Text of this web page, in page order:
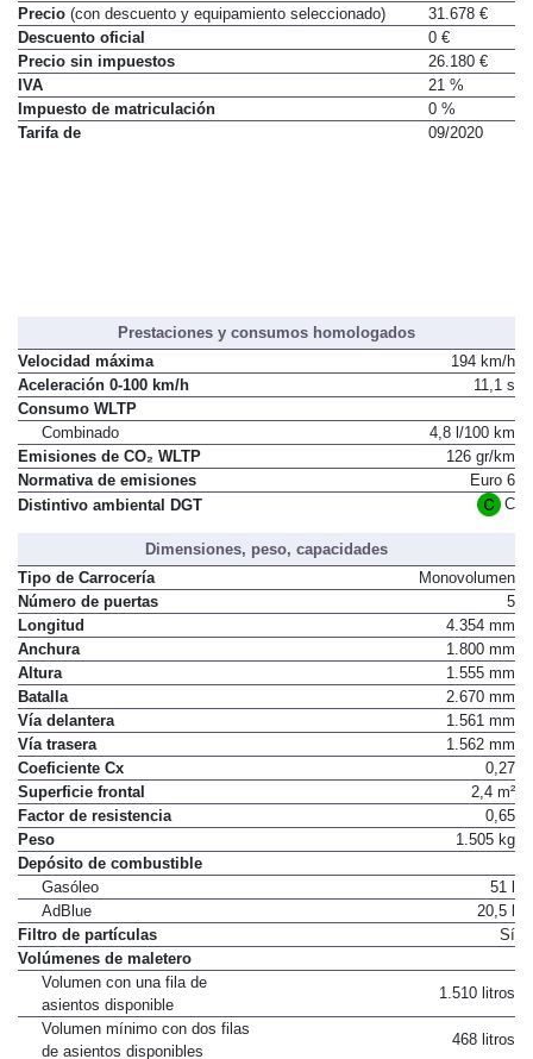
Precio(con descuento y equipamiento seleccionado)
31.678 €
Descuento oficial
0 €
Precio sin impuestos
26.180 €
IVA
21 %
Impuesto de matriculación
0 %
Prestaciones y consumos homologados
Velocidad máxima
194 km/h
Aceleración 0-100 km/h
Consumo WLTP
Combinado
4,8 l/100 km
Emisiones de CO₂ WLTP
126 gr/km
Normativa de emisiones
Euro 6
Dimensiones, peso, capacidades
Tipo de Carrocería
Monovolumen
Número de puertas
5
Longitud
4.354 mm
Anchura
1.800 mm
Altura
1.555 mm
Batalla
2.670 mm
Vía delantera
1.561 mm
Vía trasera
1.562 mm
Coeficiente Cx
0,27
Superficie frontal
2,4 m²
Factor de resistencia
0,65
Peso
Depósito de combustible
Gasóleo
51 l
AdBlue
20,5 l
Filtro de partículas
Volúmenes de maletero
Volumen con una fila de
asientos disponible
Volumen mínimo con dos filas